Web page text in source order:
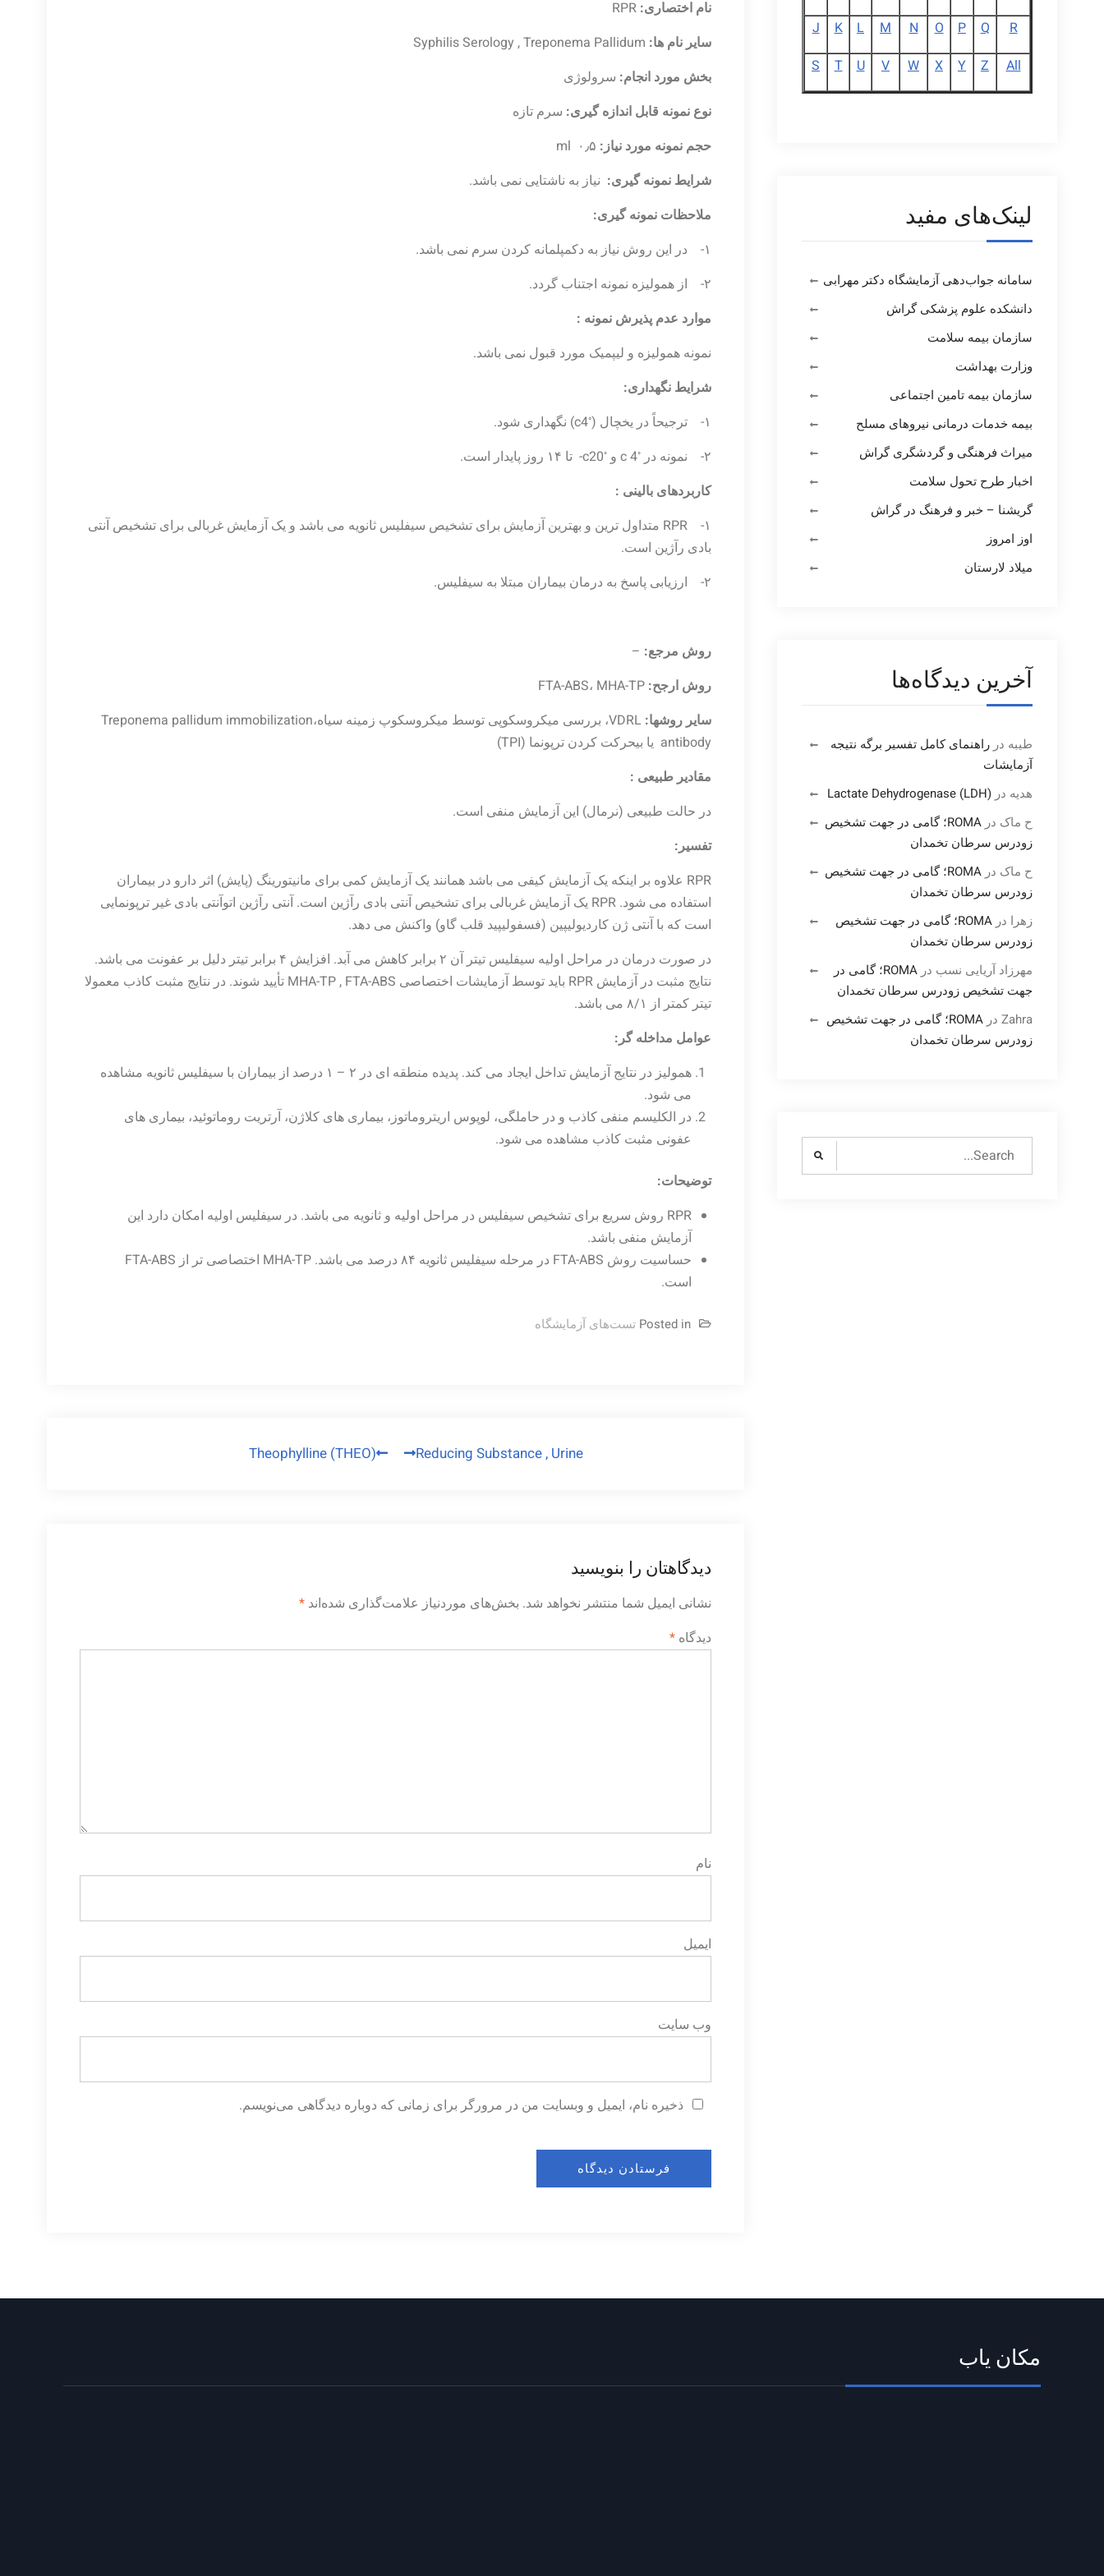
نام اختصاری: RPR
سایر نام ها: Syphilis Serology , Treponema Pallidum
بخش مورد انجام: سرولوژی
نوع نمونه قابل اندازه گیری: سرم تازه
حجم نمونه مورد نیاز: ml ۰٫۵
شرایط نمونه گیری: نیاز به ناشتایی نمی باشد.
ملاحظات نمونه گیری:
۱- در این روش نیاز به دکمپلمانه کردن سرم نمی باشد.
۲- از همولیزه نمونه اجتناب گردد.
موارد عدم پذیرش نمونه :
نمونه همولیزه و لیپمیک مورد قبول نمی باشد.
شرایط نگهداری:
۱- ترجیحاً در یخچال (
◦c4) نگهداری شود.
۲- نمونه در
◦c 4 و ◦c20- تا ۱۴ روز پایدار است.
کاربردهای بالینی :
۱- RPR متداول ترین و بهترین آزمایش برای تشخیص سیفلیس ثانویه می باشد و یک آزمایش غربالی برای تشخیص آنتی
بادی رآژین است.
۲- ارزیابی پاسخ به درمان بیماران مبتلا به سیفلیس.
روش مرجع: –
روش ارجح:
سایر روشها:
VDRL، بررسی میکروسکوپی توسط میکروسکوپ زمینه سیاه،Treponema pallidum immobilization
antibody یا بیحرکت کردن ترپونما (TPI)
مقادیر طبیعی :
در حالت طبیعی (نرمال) این آزمایش منفی است.
تفسیر:
RPR علاوه بر اینکه یک آزمایش کیفی می باشد همانند یک آزمایش کمی برای مانیتورینگ (پایش) اثر دارو در بیماران
استفاده می شود. RPR یک آزمایش غربالی برای تشخیص آنتی بادی رآژین است. آنتی رآژین اتوآنتی بادی غیر ترپونمایی
است که با آنتی ژن کاردیولیپین (فسفولیپید قلب گاو) واکنش می دهد.
در صورت درمان در مراحل اولیه سیفلیس تیتر آن ۲ برابر کاهش می آبد. افزایش ۴ برابر تیتر دلیل بر عفونت می باشد.
نتایج مثبت در آزمایش RPR باید توسط آزمایشات اختصاصی MHA-TP , FTA-ABS تأیید شوند. در نتایج مثبت کاذب معمولا
تیتر کمتر از ۸/۱ می باشد.
عوامل مداخله گر:
همولیز در نتایج آزمایش تداخل ایجاد می کند. پدیده منطقه ای در ۲ – ۱ درصد از بیماران با سیفلیس ثانویه مشاهده
می شود.
در الکلیسم منفی کاذب و در حاملگی، لوپوس اریتروماتوز، بیماری های کلاژن، آرتریت روماتوئید، بیماری های
عفونی مثبت کاذب مشاهده می شود.
توضیحات:
RPR روش سریع برای تشخیص سیفلیس در مراحل اولیه و ثانویه می باشد. در سیفلیس اولیه امکان دارد این
آزمایش منفی باشد.
حساسیت روش FTA-ABS در مرحله سیفلیس ثانویه ۸۴ درصد می باشد. MHA-TP اختصاصی تر از FTA-ABS
است.
Posted in تست‌های آزمایشگاه
Theophylline (THEO) Reducing Substance , Urine
دیدگاهتان را بنویسید
نشانی ایمیل شما منتشر نخواهد شد. بخش‌های موردنیاز علامت‌گذاری شده‌اند *
دیدگاه *
نام
ایمیل
وب‌ سایت
ذخیره نام، ایمیل و وبسایت من در مرورگر برای زمانی که دوباره دیدگاهی می‌نویسم.
R
Q
P
O
N
M
L
K
J
All
Z
Y
X
W
V
U
T
S
لینک‌های مفید
سامانه جواب‌دهی آزمایشگاه دکتر مهرابی
دانشکده علوم پزشکی گراش
سازمان بیمه سلامت
وزارت بهداشت
سازمان بیمه تامین اجتماعی
بیمه خدمات درمانی نیروهای مسلح
میراث فرهنگی و گردشگری گراش
اخبار طرح تحول سلامت
گریشنا – خبر و فرهنگ در گراش
اوز امروز
میلاد لارستان
آخرین دیدگاه‌ها
طیبه در راهنمای کامل تفسیر برگه نتیجه
آزمایشات
هدیه در Lactate Dehydrogenase (LDH)
ح ماک در
ROMA؛ گامی در جهت تشخیص
زودرس سرطان تخمدان
ح ماک در
ROMA؛ گامی در جهت تشخیص
زودرس سرطان تخمدان
زهرا در
ROMA؛ گامی در جهت تشخیص
زودرس سرطان تخمدان
مهرزاد آریایی نسب در
ROMA؛ گامی در
جهت تشخیص زودرس سرطان تخمدان
Zahra در
ROMA؛ گامی در جهت تشخیص
زودرس سرطان تخمدان
Search
for:
مکان یاب